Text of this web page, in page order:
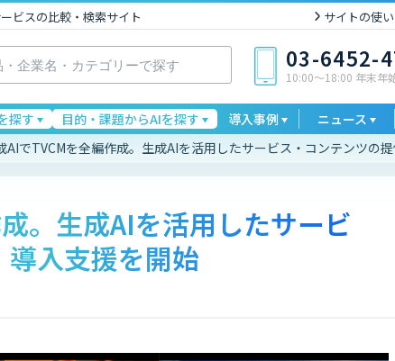
ビスの比較・検索サイト サイトの使
03-6452-
10:00〜18:00 年末年
探す 目的・課題からAIを探す 導入事例 ニュース
AIでTVCMを全編作成。生成AIを活用したサービス・コンテンツの
。生成AIを活用したサービ
入支援を開始